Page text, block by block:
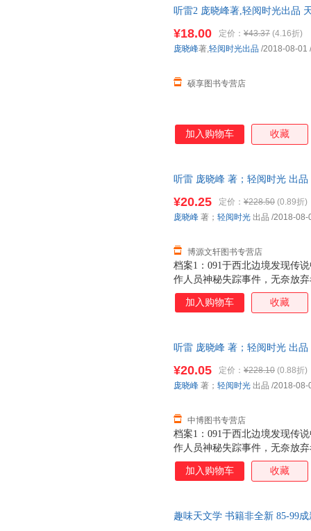
听雷2 庞晓峰著,轻阅时光出品
¥18.00 定价： ¥43.37 (4.16折)
硕享图书专营店
庞晓峰著,轻阅时光出品 /2018-08-01 /
加入购物车 收藏
听雷 庞晓峰 著；轻阅时光 出品
档案1：091于西北边境发现传
作人员神秘失踪事件，无奈放
候48天个日夜，终于成功拍摄
本； 档案3：091于某地发现
而又神秘的部队，专门负责各
中的神仙岛为什么会有奇特的
死如归的热血青年，数次深入
¥20.25 定价： ¥228.50 (0.89折)
博源文轩图书专营店
庞晓峰 著； 轻阅时光 出品 /2018-08-
加入购物车 收藏
听雷 庞晓峰 著；轻阅时光 出品
档案1：091于西北边境发现传
作人员神秘失踪事件，无奈放
候48天个日夜，终于成功拍摄
本； 档案3：091于某地发现
而又神秘的部队，专门负责各
¥20.05 定价： ¥228.10 (0.88折)
中博图书专营店
庞晓峰 著； 轻阅时光 出品 /2018-08-
加入购物车 收藏
趣味天文学 书籍非全新 85-99